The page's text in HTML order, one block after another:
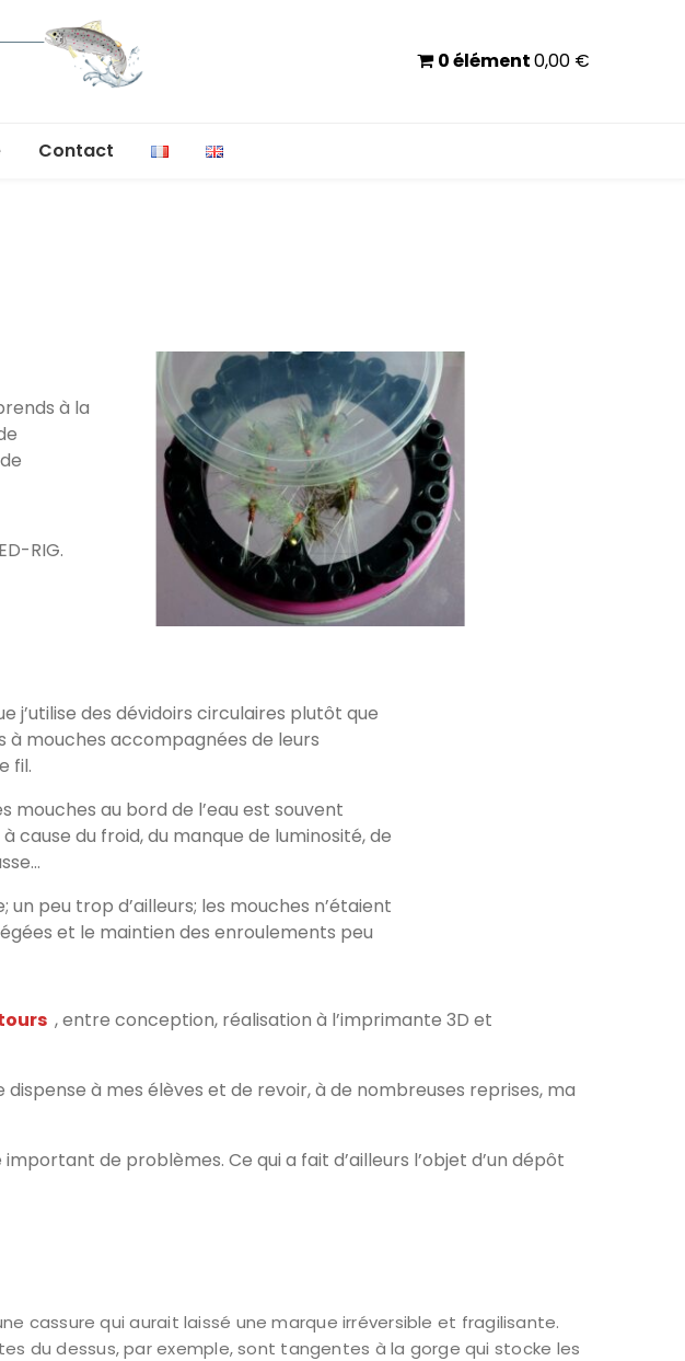
0 élément0,00 €
Contact
à la
RIG.
j’utilise des dévidoirs circulaires plutôt que
à mouches accompagnées de leurs
fil.
mouches au bord de l’eau est souvent
cause du froid, du manque de luminosité, de
un peu trop d’ailleurs; les mouches n’étaient
et le maintien des enroulements peu
, entre conception, réalisation à l’imprimante 3D et
à mes élèves et de revoir, à de nombreuses reprises, ma
de problèmes. Ce qui a fait d’ailleurs l’objet d’un dépôt
cassure qui aurait laissé une marque irréversible et fragilisante.
du dessus, par exemple, sont tangentes à la gorge qui stocke les